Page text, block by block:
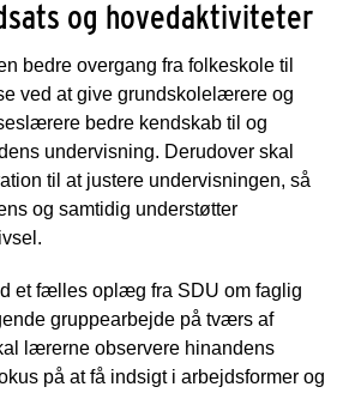
og hovedaktiviteter
bedre overgang fra folkeskole til
ved at give grundskolelærere og
bedre kendskab til og
undervisning. Derudover skal
til at justere undervisningen, så
og samtidig understøtter
et fælles oplæg fra SDU om faglig
gruppearbejde på tværs af
lærerne observere hinandens
på at få indsigt i arbejdsformer og